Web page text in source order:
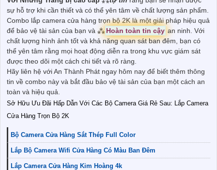
sự hỗ trợ khi cần thiết và có thể yên tâm về chất lượng sản phẩm.
Combo lắp camera cửa hàng trọn bộ 2K là một giải pháp hiệu quả
để bảo vệ tài sản của bạn và ⁂Hoàn toàn tin cậy an ninh. Với
chất lượng hình ảnh tốt và khả năng quan sát ban đêm, bạn có
thể yên tâm rằng mọi hoạt động diễn ra trong khu vực giám sát
được theo dõi một cách chi tiết và rõ ràng.
Hãy liên hệ với An Thành Phát ngay hôm nay để biết thêm thông
tin về combo này và bắt đầu bảo vệ tài sản của bạn một cách an
toàn và hiệu quả.
Sở Hữu Ưu Đãi Hấp Dẫn Với Các Bộ Camera Giá Rẻ Sau: Lắp Camera
Cửa Hàng Trọn Bộ 2K
Bộ Camera Cửa Hàng Sắt Thép Full Color
Lắp Bộ Camera Wifi Cửa Hàng Có Màu Ban Đêm
Lắp Camera Cửa Hàng Kim Hoàng 4k